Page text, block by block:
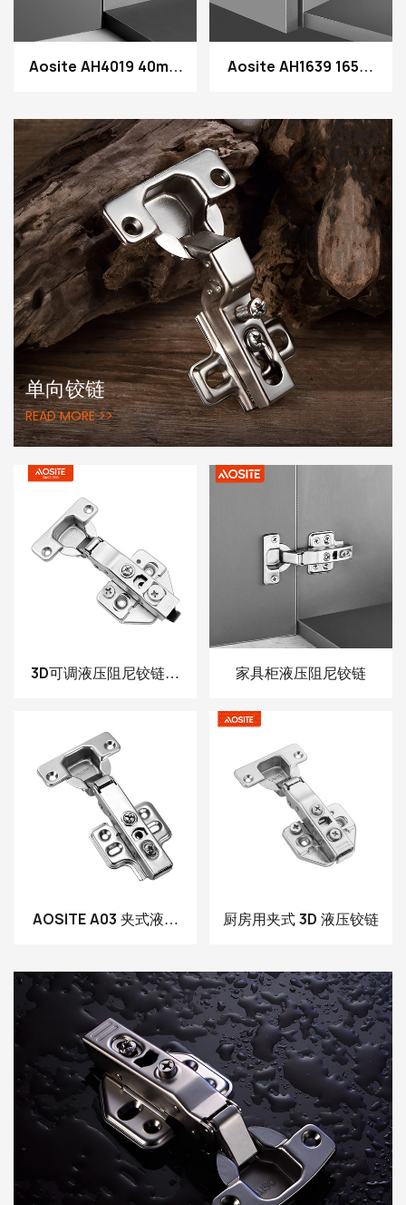
Aosite AH4019 40mm
Aosite AH1639 165度
READ MORE >>
单向铰链
3D可调液压阻尼铰链上
家具柜液压阻尼铰链
AOSITE A03 夹式液压
厨房用夹式 3D 液压铰链